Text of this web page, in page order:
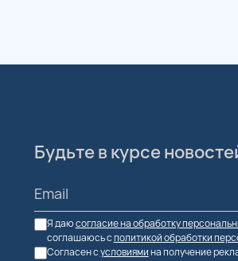
Будьте в курсе
Я даюсогласие на обработку
соглашаюсь сполитикой обработки
Согласен сусловиямина получение